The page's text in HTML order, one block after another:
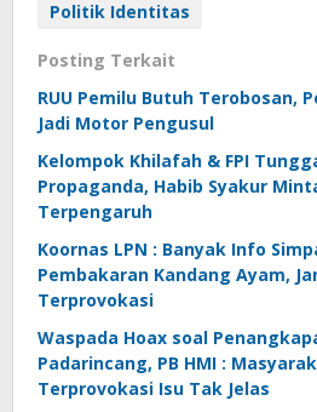
Politik Identitas
Posting Terkait
RUU Pemilu Butuh Terobosan,
Jadi Motor Pengusul
Kelompok Khilafah & FPI
Propaganda, Habib Syakur
Terpengaruh
Koornas LPN : Banyak Info
Pembakaran Kandang Ayam,
Terprovokasi
Waspada Hoax soal
Padarincang, PB HMI :
Terprovokasi Isu Tak Jelas